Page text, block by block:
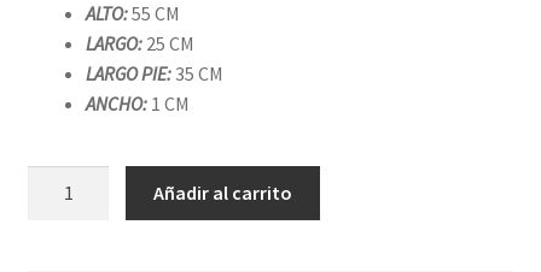
ALTO:55 CM
LARGO: 25 CM
LARGO PIE:35 CM
ANCHO: 1 CM
Añadir al carrito